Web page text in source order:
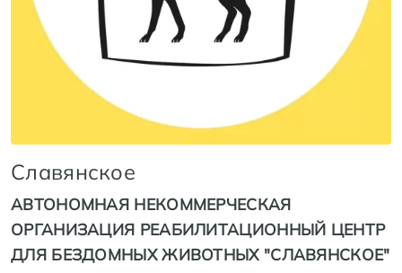
Славянское
АВТОНОМНАЯ НЕКОММЕРЧЕСКАЯ
ОРГАНИЗАЦИЯ РЕАБИЛИТАЦИОННЫЙ ЦЕНТР
ДЛЯ БЕЗДОМНЫХ ЖИВОТНЫХ "СЛАВЯНСКОЕ"